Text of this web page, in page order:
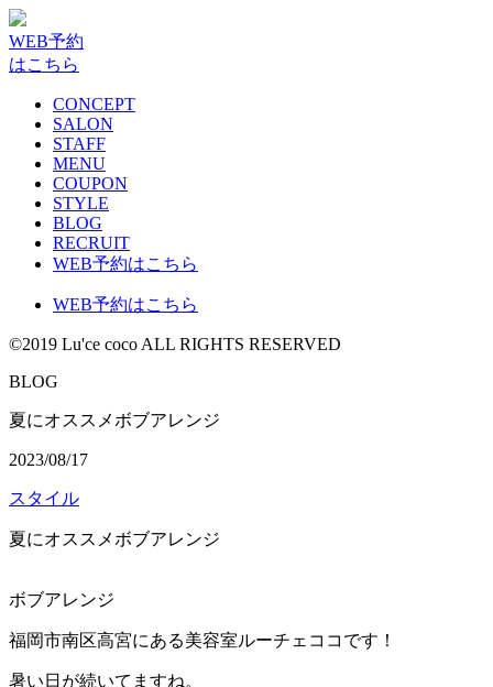
WEB予約
はこちら
CONCEPT
SALON
STAFF
MENU
COUPON
STYLE
BLOG
RECRUIT
WEB予約はこちら
WEB予約はこちら
©2019 Lu'ce coco ALL RIGHTS RESERVED
BLOG
夏にオススメボブアレンジ
2023/08/17
スタイル
夏にオススメボブアレンジ
ボブアレンジ
福岡市南区高宮にある美容室ルーチェココです！
暑い日が続いてますね。